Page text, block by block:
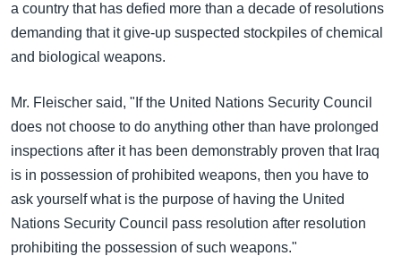
a country that has defied more than a decade of resolutions
demanding that it give-up suspected stockpiles of chemical
and biological weapons.
Mr. Fleischer said, "If the United Nations Security Council
does not choose to do anything other than have prolonged
inspections after it has been demonstrably proven that Iraq
is in possession of prohibited weapons, then you have to
ask yourself what is the purpose of having the United
Nations Security Council pass resolution after resolution
prohibiting the possession of such weapons."